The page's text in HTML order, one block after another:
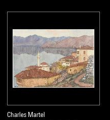
Charles Martel